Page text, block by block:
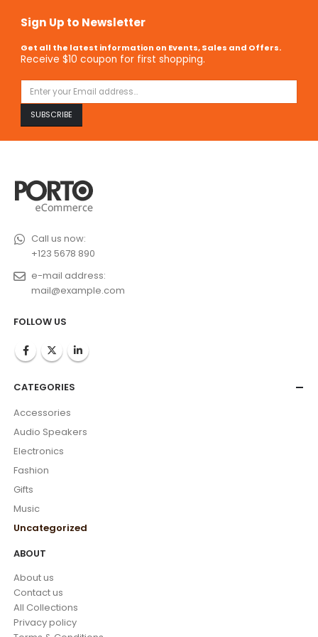
Sign Up to Newsletter
Get all the latest information on Events, Sales and Offers.
Receive $10 coupon for first shopping.
Call us now:
+123 5678 890
e-mail address:
mail@example.com
FOLLOW US
CATEGORIES
Accessories
Audio Speakers
Electronics
Fashion
Gifts
Music
Uncategorized
ABOUT
About us
Contact us
All Collections
Privacy policy